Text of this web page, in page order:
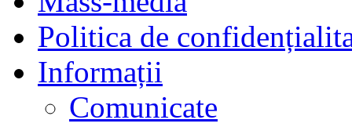
Politica de
Informații
Comunicate